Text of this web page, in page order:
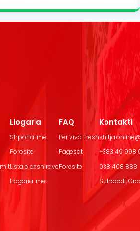
Llogaria
Shporta ime
Porosite
Lista e deshirave
Llogaria ime
FAQ
Per Viva Fresh
Pagesat
Porosite
Kontakti
+383 49 998
038 408 888
Suhodoll,